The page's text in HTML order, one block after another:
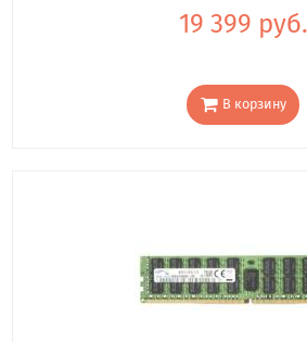
19 399 руб.
В корзину